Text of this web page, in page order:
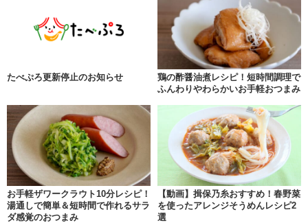
たべぷろ更新停止のお知らせ
鶏の酢醤油煮レシピ！短時間調理で
ふんわりやわらかいお手軽おつまみ
お手軽ザワークラウト10分レシピ！
湯通しで簡単＆短時間で作れるサラ
ダ感覚のおつまみ
【動画】揖保乃糸おすすめ！春野菜
を使ったアレンジそうめんレシピ2
選